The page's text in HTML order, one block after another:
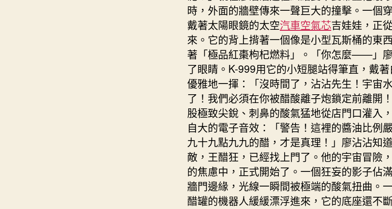
時，外面的牆壁傳來一聲巨大的撞擊。一個
戴著太陽眼鏡的太空汽車空氣芯吉娃娃，正
來。它的背上揹著一個像是小型瓦斯桶的東
著「極品紅棗枸杞燃料」。「你怎麼——」
了眼睛。K-999用它的小短腿站得筆直，戴
優雅地一揮：「沒時間了，沾沾先生！宇宙
了！我們必須在你被醋酸離子炮鎖定前離開
股極致尖銳、刺鼻的酸氣猛地從店門口灌入
自大的電子音效：「警告！這裡的醬油比例
九十九點九九的醋，才是真理！」廖沾沾知
敵，王醋狂，已經找上門了。他的宇宙冒險
的焦慮中，正式開始了。一個狂妄的影子佔
牆門邊緣，光線一瞬間被極端的酸氣扭曲。
醋罐的機器人緩緩漂浮進來，它的底座還不